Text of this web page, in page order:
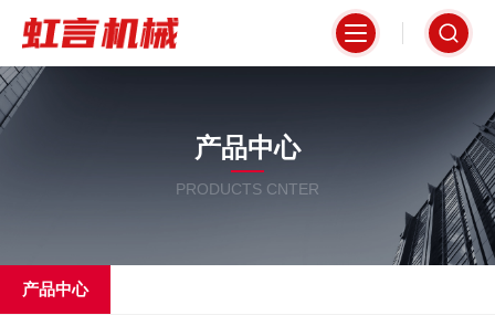
产品中心
PRODUCTS CNTER
产品中心